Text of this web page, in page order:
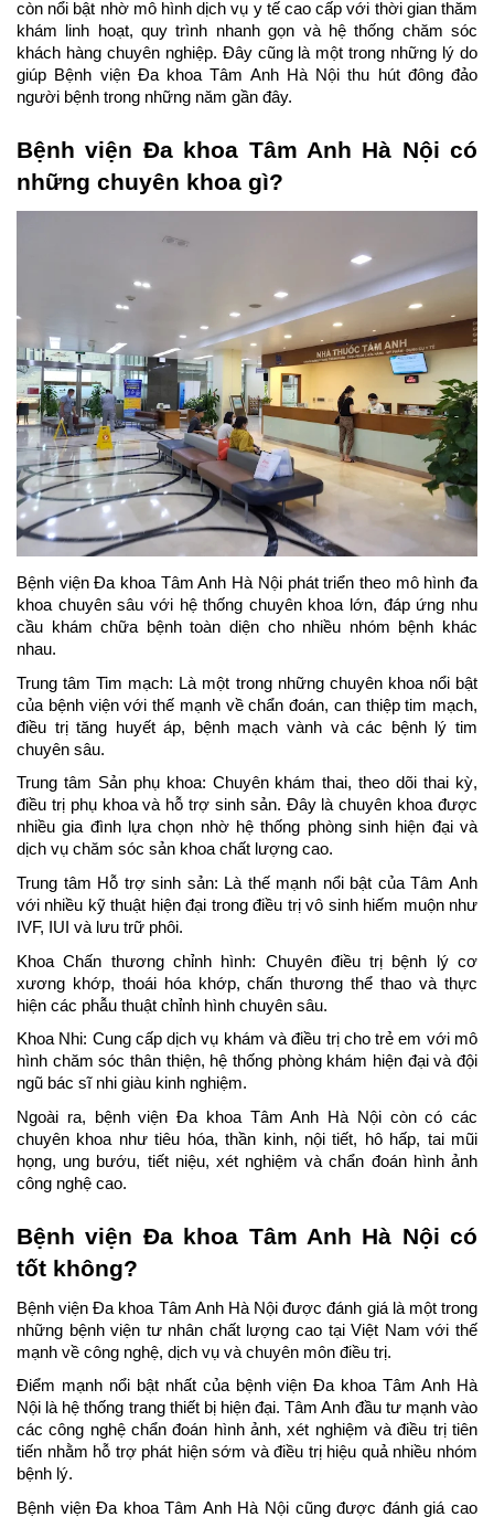
còn nổi bật nhờ mô hình dịch vụ y tế cao cấp với thời gian thăm
khám linh hoạt, quy trình nhanh gọn và hệ thống chăm sóc
khách hàng chuyên nghiệp. Đây cũng là một trong những lý do
giúp Bệnh viện Đa khoa Tâm Anh Hà Nội thu hút đông đảo
người bệnh trong những năm gần đây.
Bệnh viện Đa khoa Tâm Anh Hà Nội có
những chuyên khoa gì?
Bệnh viện Đa khoa Tâm Anh Hà Nội phát triển theo mô hình đa
khoa chuyên sâu với hệ thống chuyên khoa lớn, đáp ứng nhu
cầu khám chữa bệnh toàn diện cho nhiều nhóm bệnh khác
nhau.
Trung tâm Tim mạch: Là một trong những chuyên khoa nổi bật
của bệnh viện với thế mạnh về chẩn đoán, can thiệp tim mạch,
điều trị tăng huyết áp, bệnh mạch vành và các bệnh lý tim
chuyên sâu.
Trung tâm Sản phụ khoa: Chuyên khám thai, theo dõi thai kỳ,
điều trị phụ khoa và hỗ trợ sinh sản. Đây là chuyên khoa được
nhiều gia đình lựa chọn nhờ hệ thống phòng sinh hiện đại và
dịch vụ chăm sóc sản khoa chất lượng cao.
Trung tâm Hỗ trợ sinh sản: Là thế mạnh nổi bật của Tâm Anh
với nhiều kỹ thuật hiện đại trong điều trị vô sinh hiếm muộn như
IVF, IUI và lưu trữ phôi.
Khoa Chấn thương chỉnh hình: Chuyên điều trị bệnh lý cơ
xương khớp, thoái hóa khớp, chấn thương thể thao và thực
hiện các phẫu thuật chỉnh hình chuyên sâu.
Khoa Nhi: Cung cấp dịch vụ khám và điều trị cho trẻ em với mô
hình chăm sóc thân thiện, hệ thống phòng khám hiện đại và đội
ngũ bác sĩ nhi giàu kinh nghiệm.
Ngoài ra, bệnh viện Đa khoa Tâm Anh Hà Nội còn có các
chuyên khoa như tiêu hóa, thần kinh, nội tiết, hô hấp, tai mũi
họng, ung bướu, tiết niệu, xét nghiệm và chẩn đoán hình ảnh
công nghệ cao.
Bệnh viện Đa khoa Tâm Anh Hà Nội có
tốt không?
Bệnh viện Đa khoa Tâm Anh Hà Nội được đánh giá là một trong
những bệnh viện tư nhân chất lượng cao tại Việt Nam với thế
mạnh về công nghệ, dịch vụ và chuyên môn điều trị.
Điểm mạnh nổi bật nhất của bệnh viện Đa khoa Tâm Anh Hà
Nội là hệ thống trang thiết bị hiện đại. Tâm Anh đầu tư mạnh vào
các công nghệ chẩn đoán hình ảnh, xét nghiệm và điều trị tiên
tiến nhằm hỗ trợ phát hiện sớm và điều trị hiệu quả nhiều nhóm
bệnh lý.
Bệnh viện Đa khoa Tâm Anh Hà Nội cũng được đánh giá cao